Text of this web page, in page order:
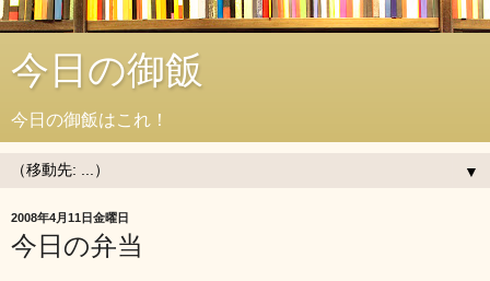
今日の御飯
今日の御飯はこれ！
▼
2008年4月11日金曜日
今日の弁当